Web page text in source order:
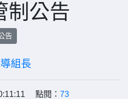
制公告
告
組長
點閱： 73